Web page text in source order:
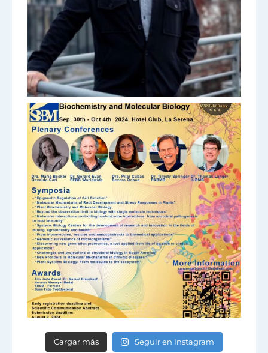
Cargar más Seguir en Instagram